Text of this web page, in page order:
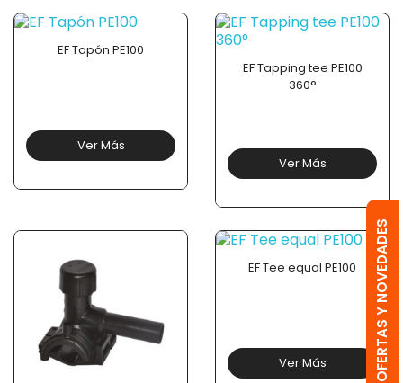
EF Tapón PE100
Ver Más
EF Tapping tee PE100
360°
Ver Más
EF Tee equal PE100
Ver Más OFERTAS Y NOVEDADES